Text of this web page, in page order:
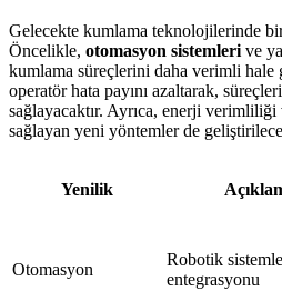
Gelecekte kumlama teknolojilerinde
Öncelikle, otomasyon sistemleri ve
kumlama süreçlerini daha verimli hale
operatör hata payını azaltarak,
sağlayacaktır. Ayrıca, enerji verimliliği
sağlayan yeni yöntemler de
Yenilik
Otomasyon
Robotik
entegrasyonu